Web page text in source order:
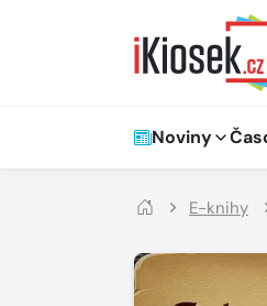
Hlavní navigace
Noviny
E-knihy